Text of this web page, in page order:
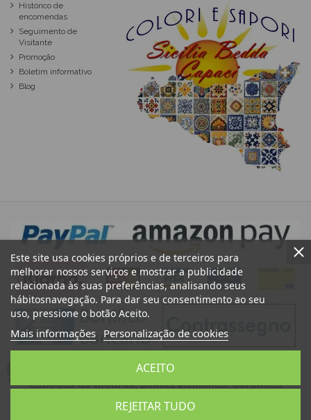
Este site usa cookies próprios e de terceiros para
melhorar nossos serviços e mostrar a publicidade
relacionada às suas preferências, analisando seus
hábitosnavegação. Para dar seu consentimento ao seu
uso, pressione o botão Aceito.
Mais informações Personalização de cookies
REJEITAR TUDO
ACEITO
Histórico de
encomendas
Seguimento de
Visitante
Promoção
Boletim informativo
Blog
Cerâmica de Caltagirone Sicily Bedda Shop: Venda de
cabeças de mouros, pinhas sicilianas, cerâmica
típicos sicilianos, lembranças sicilianas